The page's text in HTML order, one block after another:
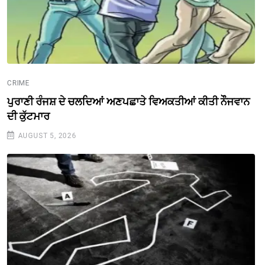
CRIME
ਪੁਰਾਣੀ ਰੰਜਸ਼ ਦੇ ਚਲਦਿਆਂ ਅਣਪਛਾਤੇ ਵਿਅਕਤੀਆਂ ਕੀਤੀ ਨੌੌਜਵਾਨ
ਦੀ ਕੁੱਟਮਾਰ
AUGUST 5, 2026